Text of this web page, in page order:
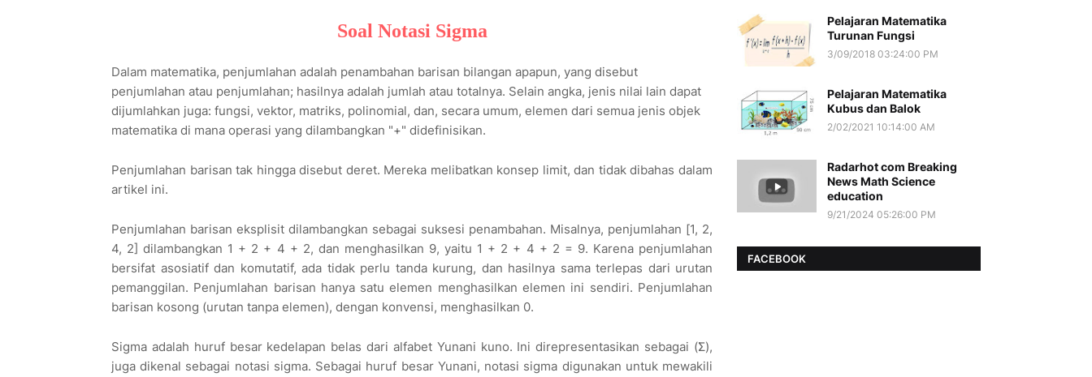
Soal Notasi Sigma
Dalam matematika, penjumlahan adalah penambahan barisan bilangan apapun, yang disebut
penjumlahan atau penjumlahan; hasilnya adalah jumlah atau totalnya. Selain angka, jenis nilai lain dapat
dijumlahkan juga: fungsi, vektor, matriks, polinomial, dan, secara umum, elemen dari semua jenis objek
matematika di mana operasi yang dilambangkan "+" didefinisikan.
Penjumlahan barisan tak hingga disebut deret. Mereka melibatkan konsep limit, dan tidak dibahas dalam
artikel ini.
Penjumlahan barisan eksplisit dilambangkan sebagai suksesi penambahan. Misalnya, penjumlahan [1, 2,
4, 2] dilambangkan 1 + 2 + 4 + 2, dan menghasilkan 9, yaitu 1 + 2 + 4 + 2 = 9. Karena penjumlahan
bersifat asosiatif dan komutatif, ada tidak perlu tanda kurung, dan hasilnya sama terlepas dari urutan
pemanggilan. Penjumlahan barisan hanya satu elemen menghasilkan elemen ini sendiri. Penjumlahan
barisan kosong (urutan tanpa elemen), dengan konvensi, menghasilkan 0.
Sigma adalah huruf besar kedelapan belas dari alfabet Yunani kuno. Ini direpresentasikan sebagai (Σ),
juga dikenal sebagai notasi sigma. Sebagai huruf besar Yunani, notasi sigma digunakan untuk mewakili
Pelajaran Matematika
Turunan Fungsi
3/09/2018 03:24:00 PM
Pelajaran Matematika
Kubus dan Balok
2/02/2021 10:14:00 AM
Radarhot com Breaking
News Math Science
education
9/21/2024 05:26:00 PM
FACEBOOK